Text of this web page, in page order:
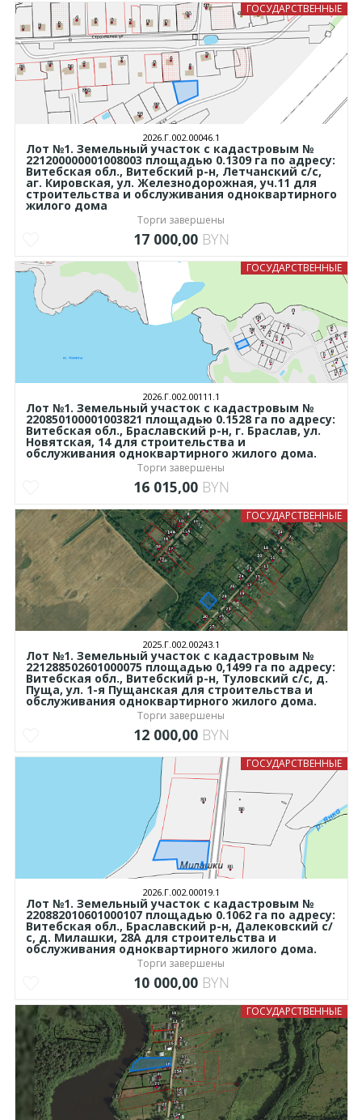
ГОСУДАРСТВЕННЫЕ
2026.Г.002.00046.1
Лот №1. Земельный участок с кадастровым №
221200000001008003 площадью 0.1309 га по адресу:
Витебская обл., Витебский р-н, Летчанский с/с,
аг. Кировская, ул. Железнодорожная, уч.11 для
строительства и обслуживания одноквартирного
жилого дома
Торги завершены
17 000,00 BYN
ГОСУДАРСТВЕННЫЕ
2026.Г.002.00111.1
Лот №1. Земельный участок с кадастровым №
220850100001003821 площадью 0.1528 га по адресу:
Витебская обл., Браславский р-н, г. Браслав, ул.
Новятская, 14 для строительства и
обслуживания одноквартирного жилого дома.
Торги завершены
16 015,00 BYN
ГОСУДАРСТВЕННЫЕ
2025.Г.002.00243.1
Лот №1. Земельный участок с кадастровым №
221288502601000075 площадью 0,1499 га по адресу:
Витебская обл., Витебский р-н, Туловский с/с, д.
Пуща, ул. 1-я Пущанская для строительства и
обслуживания одноквартирного жилого дома.
Торги завершены
12 000,00 BYN
ГОСУДАРСТВЕННЫЕ
2026.Г.002.00019.1
Лот №1. Земельный участок с кадастровым №
220882010601000107 площадью 0.1062 га по адресу:
Витебская обл., Браславский р-н, Далековский с/
с, д. Милашки, 28А для строительства и
обслуживания одноквартирного жилого дома.
Торги завершены
10 000,00 BYN
ГОСУДАРСТВЕННЫЕ